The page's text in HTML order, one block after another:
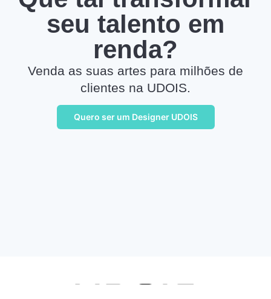
seu talento em
renda?
Venda as suas artes para milhões de
clientes na UDOIS.
Quero ser um Designer UDOIS